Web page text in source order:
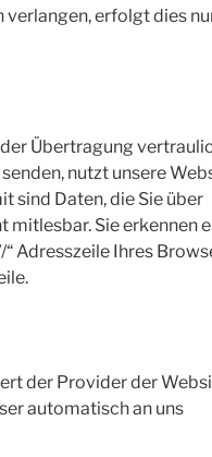
erfolgt dies
Übertragung
nutzt unsere
sind Daten, die Sie über
Sie erkennen
Adresszeile Ihres
der Provider der
automatisch an uns